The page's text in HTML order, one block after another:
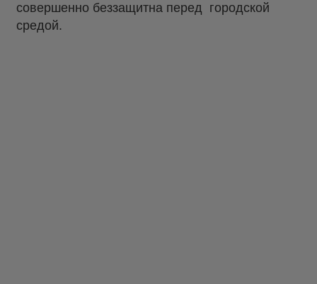
совершенно беззащитна перед городской
средой.